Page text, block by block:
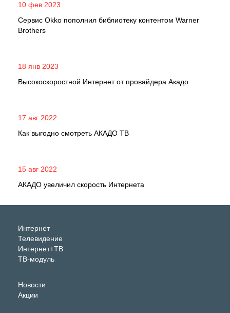
10 фев 2023
Сервис Okko пополнил библиотеку контентом Warner
Brothers
18 янв 2023
Высокоскоростной Интернет от провайдера Акадо
17 авг 2022
Как выгодно смотреть АКАДО ТВ
15 авг 2022
АКАДО увеличил скорость Интернета
Интернет
Телевидение
Интернет+ТВ
ТВ-модуль
Новости
Акции